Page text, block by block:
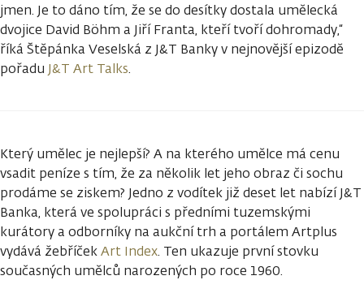
jmen. Je to dáno tím, že se do desítky dostala umělecká
dvojice David Böhm a Jiří Franta, kteří tvoří dohromady,“
říká Štěpánka Veselská z J&T Banky v nejnovější epizodě
pořadu J&T Art Talks.
Který umělec je nejlepší? A na kterého umělce má cenu
vsadit peníze s tím, že za několik let jeho obraz či sochu
prodáme se ziskem? Jedno z vodítek již deset let nabízí J&T
Banka, která ve spolupráci s předními tuzemskými
kurátory a odborníky na aukční trh a portálem Artplus
vydává žebříčekArt Index. Ten ukazuje první stovku
současných umělců narozených po roce 1960.